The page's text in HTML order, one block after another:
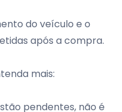
do veículo e o
após a compra.
mais:
pendentes, não é